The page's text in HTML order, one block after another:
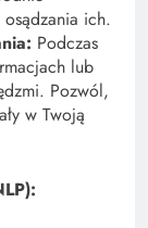
osądzania ich.
Podczas
lub
Pozwól,
w Twoją